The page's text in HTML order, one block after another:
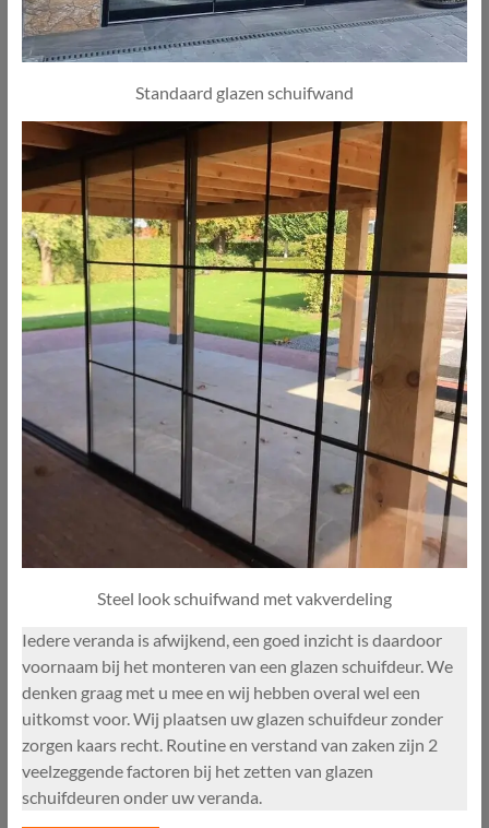
Standaard glazen schuifwand
Steel look schuifwand met vakverdeling
Iedere veranda is afwijkend, een goed inzicht is daardoor
voornaam bij het monteren van een glazen schuifdeur. We
denken graag met u mee en wij hebben overal wel een
uitkomst voor. Wij plaatsen uw glazen schuifdeur zonder
zorgen kaars recht. Routine en verstand van zaken zijn 2
veelzeggende factoren bij het zetten van glazen
schuifdeuren onder uw veranda.